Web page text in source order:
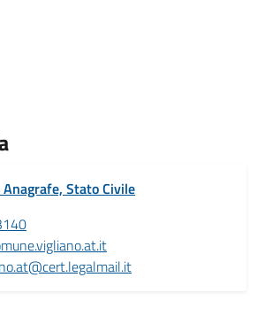
Stato Civile